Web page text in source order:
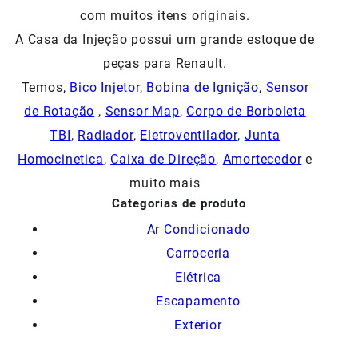
com muitos itens originais.
A Casa da Injeção possui um grande estoque de
peças para Renault.
Temos, Bico Injetor, Bobina de Ignição, Sensor
de Rotação , Sensor Map, Corpo de Borboleta
TBI, Radiador, Eletroventilador, Junta
Homocinetica, Caixa de Direção, Amortecedore
muito mais
Categorias de produto
Ar Condicionado
Carroceria
Elétrica
Escapamento
Exterior